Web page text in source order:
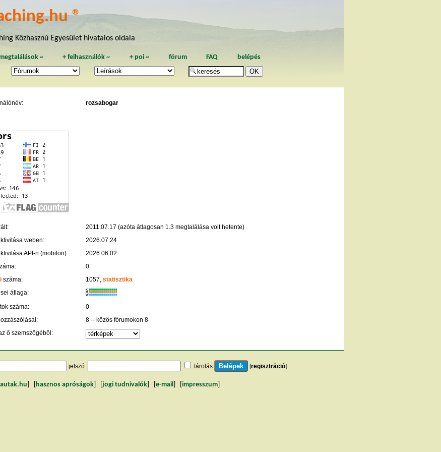
®
Közhasznú Egyesület hivatalos oldala
~ +felhasználók ~ + poi~ fórum FAQ belépés
rozsabogar
2011.07.17 (azóta átlagosan 1.3 megtalálása volt hetente)
weben:
2026.07.24
API-n (mobilon):
2026.06.02
0
száma: 1057, statisztika
átlaga:
K
R
W
száma:
0
8 -- közös fórumokon 8
ő szemszögéből:
jelszó: tárolás [regisztráció]
hasznos apróságok jogi tudnivalók e-mail impresszum